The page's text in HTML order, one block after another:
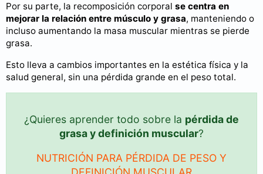
Por su parte, la recomposición corporal se centra en
mejorar la relación entre músculo y grasa, manteniendo o
incluso aumentando la masa muscular mientras se pierde
grasa.
Esto lleva a cambios importantes en la estética física y la
salud general, sin una pérdida grande en el peso total.
¿Quieres aprender todo sobre la pérdida de
grasa y definición muscular?
NUTRICIÓN PARA PÉRDIDA DE PESO Y